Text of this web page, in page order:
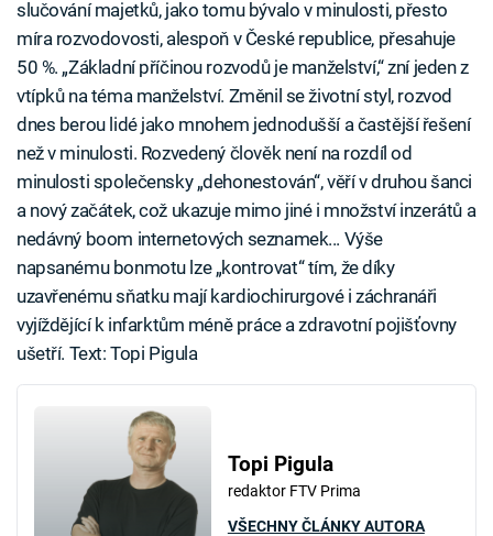
slučování majetků, jako tomu bývalo v minulosti, přesto
míra rozvodovosti, alespoň v České republice, přesahuje
50 %. „Základní příčinou rozvodů je manželství,“ zní jeden z
vtípků na téma manželství. Změnil se životní styl, rozvod
dnes berou lidé jako mnohem jednodušší a častější řešení
než v minulosti. Rozvedený člověk není na rozdíl od
minulosti společensky „dehonestován“, věří v druhou šanci
a nový začátek, což ukazuje mimo jiné i množství inzerátů a
nedávný boom internetových seznamek... Výše
napsanému bonmotu lze „kontrovat“ tím, že díky
uzavřenému sňatku mají kardiochirurgové i záchranáři
vyjíždějící k infarktům méně práce a zdravotní pojišťovny
ušetří. Text: Topi Pigula
Topi Pigula
redaktor FTV Prima
VŠECHNY ČLÁNKY AUTORA